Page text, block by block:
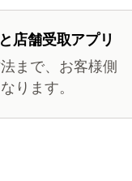
店舗受取アプリ
まで、お客様側
ります。